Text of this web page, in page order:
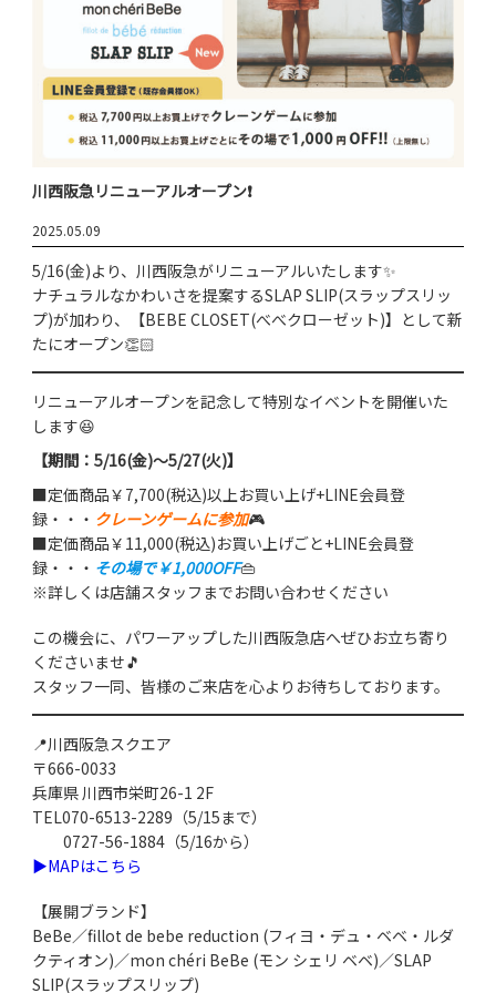
川西阪急リニューアルオープン❗
2025.05.09
5/16(金)より、川西阪急がリニューアルいたします✨
ナチュラルなかわいさを提案するSLAP SLIP(スラップスリッ
プ)が加わり、【BEBE CLOSET(べべクローゼット)】として新
たにオープン👏🏻
リニューアルオープンを記念して特別なイベントを開催いた
します😆
【期間：5/16(金)～5/27(火)】
■定価商品￥7,700(税込)以上お買い上げ+LINE会員登
録・・・ クレーンゲームに参加🎮
■定価商品￥11,000(税込)お買い上げごと+LINE会員登
録・・・ その場で￥1,000OFF👜
※詳しくは店舗スタッフまでお問い合わせください
この機会に、パワーアップした川西阪急店へぜひお立ち寄り
くださいませ🎵
スタッフ一同、皆様のご来店を心よりお待ちしております。
📍川西阪急スクエア
〒666-0033
兵庫県 川西市栄町26-1 2F
TEL070-6513-2289（5/15まで）
0727-56-1884（5/16から）
▶MAPはこちら
【展開ブランド】
BeBe／fillot de bebe reduction (フィヨ・デュ・ベベ・ルダ
クティオン)／mon chéri BeBe (モン シェリ ベベ)／SLAP
SLIP(スラップスリップ)